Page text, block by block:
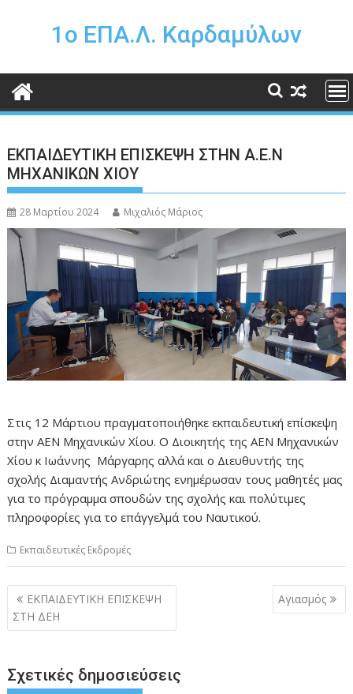
περιεχόμενο1o ΕΠΑ.Λ. Καρδαμύλων
ΕΚΠΑΙΔΕΥΤΙΚΗ ΕΠΙΣΚΕΨΗ ΣΤΗΝ Α.Ε.Ν
ΜΗΧΑΝΙΚΩΝ ΧΙΟΥ
28 Μαρτίου 2024 Μιχαλιός Μάριος
Στις 12 Μάρτιου πραγματοποιήθηκε εκπαιδευτική επίσκεψη
στην ΑΕΝ Μηχανικών Χίου. Ο Διοικητής της ΑΕΝ Μηχανικών
Χίου κ Ιωάννης Μάργαρης αλλά και ο Διευθυντής της
σχολής Διαμαντής Ανδριώτης ενημέρωσαν τους μαθητές μας
για το πρόγραμμα σπουδών της σχολής και πολύτιμες
πληροφορίες για το επάγγελμά του Ναυτικού.
Εκπαιδευτικές Εκδρομές
Πλοήγηση
άρθρων
ΕΚΠΑΙΔΕΥΤΙΚΗ ΕΠΙΣΚΕΨΗ
ΣΤΗ ΔΕΗ
Αγιασμός
Σχετικές δημοσιεύσεις